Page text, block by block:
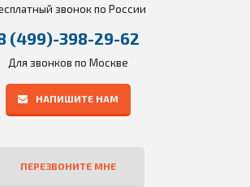
звонок по России
(499)-398-29-62
Для звонков по Москве
НАПИШИТЕ НАМ
ПЕРЕЗВОНИТЕ МНЕ